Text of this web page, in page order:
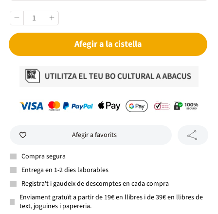
Afegir a la cistella
Afegir a favorits
Compra segura
Entrega en 1-2 dies laborables
Registra't i gaudeix de descomptes en cada compra
Enviament gratuït a partir de 19€ en llibres i de 39€ en llibres de
text, joguines i papereria.